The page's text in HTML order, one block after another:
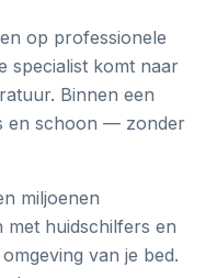
op professionele
specialist komt naar
Binnen een
en schoon — zonder
miljoenen
met huidschilfers en
van je bed.